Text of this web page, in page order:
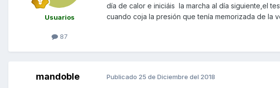
Usuarios
87
día de calor e iniciáis la marcha al día siguiente,el
cuando coja la presión que tenía memorizada de la
mandoble Publicado 25 de Diciembre del 2018